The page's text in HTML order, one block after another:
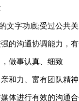
文字功底;受过公共
的沟通协调能力，
做事认真、细致
和力、富有团队精神
体进行有效的沟通